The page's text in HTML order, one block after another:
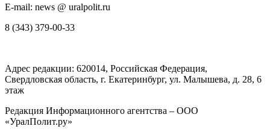
E-mail: news @ uralpolit.ru
8 (343) 379-00-33
Адрес редакции: 620014, Российская Федерация,
Свердловская область, г. Екатеринбург, ул. Малышева, д. 28, 6
этаж
Редакция Информационного агентства – ООО
«УралПолит.ру»